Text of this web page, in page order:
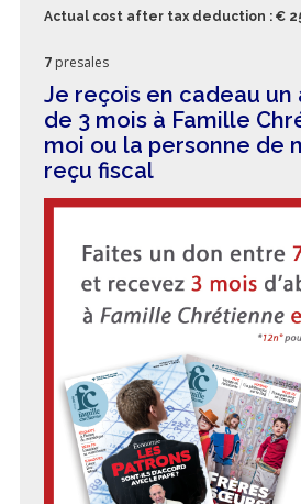
Actual cost after tax deduction : €
7 presales
Je reçois en cadeau
de 3 mois à Famille
moi ou la personne de
reçu fiscal